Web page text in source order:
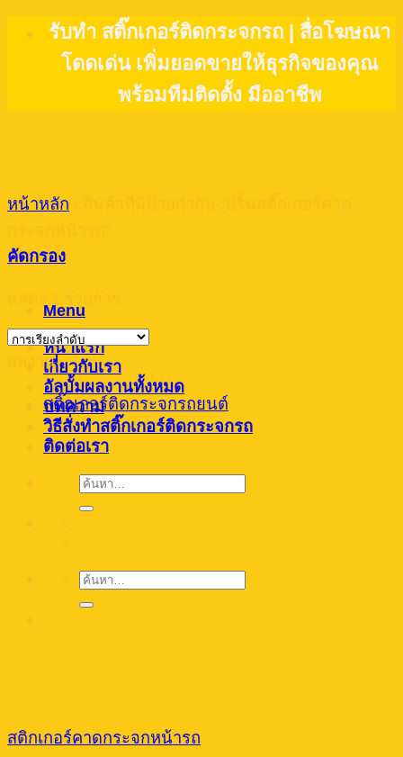
รับทำ สติ๊กเกอร์ติดกระจกรถ | สื่อโฆษณา
โดดเด่น เพิ่มยอดขายให้ธุรกิจของคุณ
พร้อมทีมติดตั้ง มืออาชีพ
Menu
หน้าแรก
เกี่ยวกับเรา
อัลบั้มผลงานทั้งหมด
บทความ
วิธีสั่งทำสติ๊กเกอร์ติดกระจกรถ
ติดต่อเรา
ค้นหา:
ค้นหา:
หน้าหลัก
คัดกรอง
ผลงาน
สติ๊กเกอร์ติดกระจกรถยนต์
สติกเกอร์คาดกระจกหน้ารถ